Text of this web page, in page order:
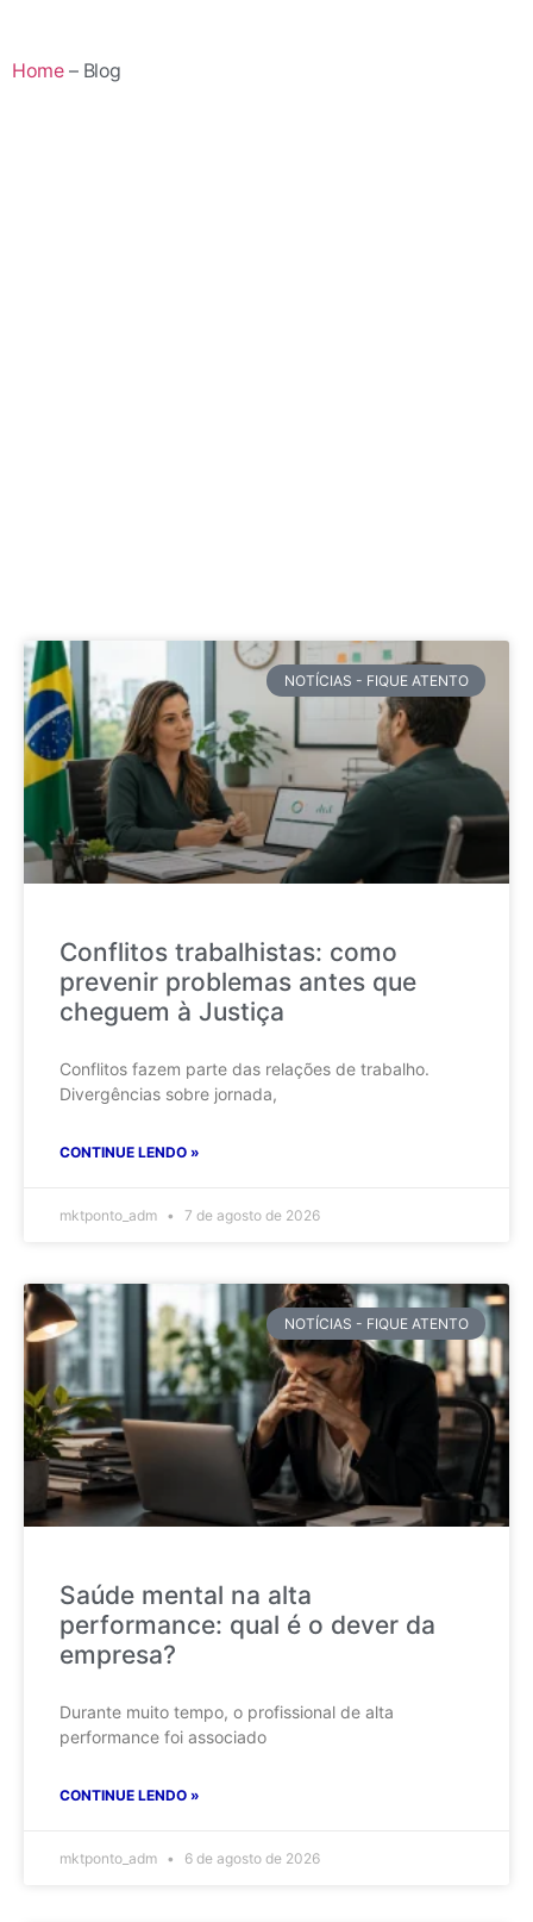
Home– Blog
NOTÍCIAS - FIQUE ATENTO
Conflitos trabalhistas: como
prevenir problemas antes que
cheguem à Justiça
Conflitos fazem parte das relações de trabalho.
Divergências sobre jornada,
CONTINUE LENDO »
mktponto_adm 7 de agosto de 2026
NOTÍCIAS - FIQUE ATENTO
Saúde mental na alta
performance: qual é o dever da
empresa?
Durante muito tempo, o profissional de alta
performance foi associado
CONTINUE LENDO »
mktponto_adm 6 de agosto de 2026